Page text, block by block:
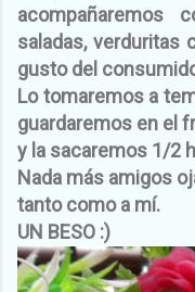
acompañaremos
saladas, verduritas
gusto del
Lo tomaremos a
guardaremos en el
y la sacaremos 1/2
Nada más amigos
tanto como a mí.
UN BESO :)